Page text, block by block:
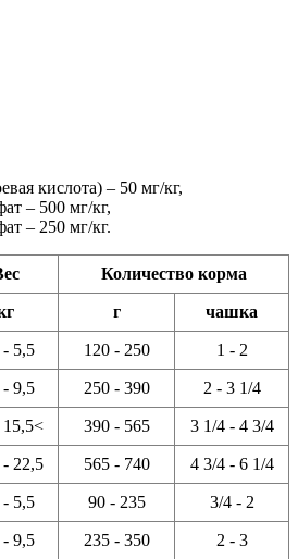
кислота) – 50 мг/кг,
– 500 мг/кг,
– 250 мг/кг.
Количество корма
г чашка
- 5,5 120 - 250 1 - 2
- 9,5 250 - 390 2 - 3 1/4
390 - 565 3 1/4 - 4 3/4
- 22,5 565 - 740 4 3/4 - 6 1/4
- 5,5 90 - 235 3/4 - 2
- 9,5 235 - 350 2 - 3